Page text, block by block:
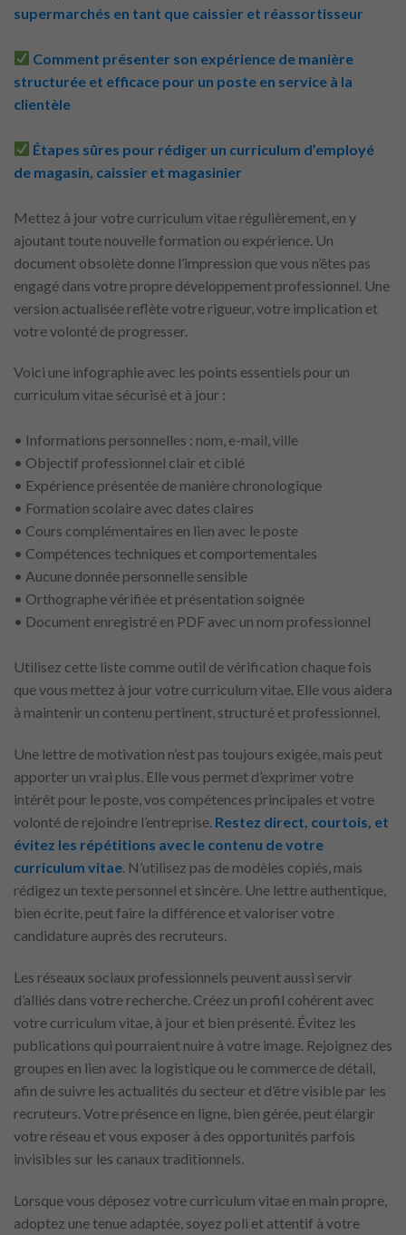
supermarchés en tant que caissier et réassortisseur
Comment présenter son expérience de manière
structurée et efficace pour un poste en service à la
clientèle
Étapes sûres pour rédiger un curriculum d’employé
de magasin, caissier et magasinier
Mettez à jour votre curriculum vitae régulièrement, en y
ajoutant toute nouvelle formation ou expérience. Un
document obsolète donne l’impression que vous n’êtes pas
engagé dans votre propre développement professionnel. Une
version actualisée reflète votre rigueur, votre implication et
votre volonté de progresser.
Voici une infographie avec les points essentiels pour un
curriculum vitae sécurisé et à jour :
• Informations personnelles : nom, e-mail, ville
• Objectif professionnel clair et ciblé
• Expérience présentée de manière chronologique
• Formation scolaire avec dates claires
• Cours complémentaires en lien avec le poste
• Compétences techniques et comportementales
• Aucune donnée personnelle sensible
• Orthographe vérifiée et présentation soignée
• Document enregistré en PDF avec un nom professionnel
Utilisez cette liste comme outil de vérification chaque fois
que vous mettez à jour votre curriculum vitae. Elle vous aidera
à maintenir un contenu pertinent, structuré et professionnel.
Une lettre de motivation n’est pas toujours exigée, mais peut
apporter un vrai plus. Elle vous permet d’exprimer votre
intérêt pour le poste, vos compétences principales et votre
volonté de rejoindre l’entreprise. Restez direct, courtois, et
évitez les répétitions avec le contenu de votre
curriculum vitae. N’utilisez pas de modèles copiés, mais
rédigez un texte personnel et sincère. Une lettre authentique,
bien écrite, peut faire la différence et valoriser votre
candidature auprès des recruteurs.
Les réseaux sociaux professionnels peuvent aussi servir
d’alliés dans votre recherche. Créez un profil cohérent avec
votre curriculum vitae, à jour et bien présenté. Évitez les
publications qui pourraient nuire à votre image. Rejoignez des
groupes en lien avec la logistique ou le commerce de détail,
afin de suivre les actualités du secteur et d’être visible par les
recruteurs. Votre présence en ligne, bien gérée, peut élargir
votre réseau et vous exposer à des opportunités parfois
invisibles sur les canaux traditionnels.
Lorsque vous déposez votre curriculum vitae en main propre,
adoptez une tenue adaptée, soyez poli et attentif à votre